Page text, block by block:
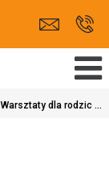
Warsztaty dla rodzic ...